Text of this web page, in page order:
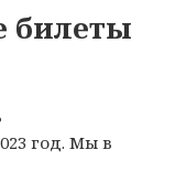
билеты
год. Мы в